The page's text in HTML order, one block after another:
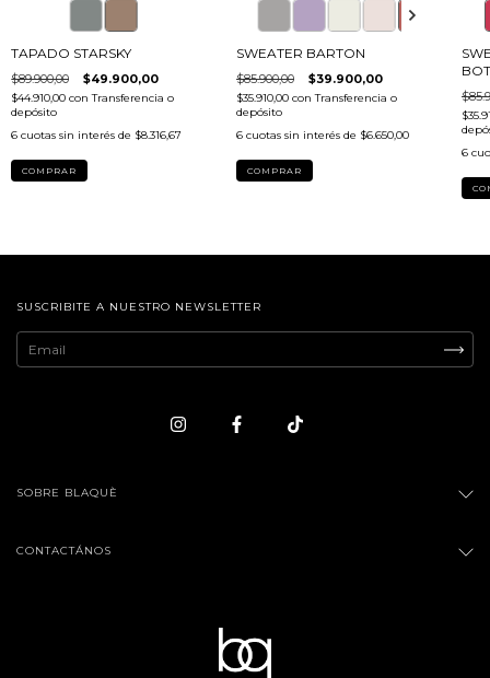
TAPADO STARSKY
$89.900,00 $49.900,00
$44.910,00 con Transferencia o
depósito
6 cuotas sin interés de $8.316,67
COMPRAR
SWEATER BARTON
$85.900,00 $39.900,00
$35.910,00 con Transferencia o
depósito
6 cuotas sin interés de $6.650,00
COMPRAR
6
SUSCRIBITE A NUESTRO NEWSLETTER
SOBRE BLAQUÈ
CONTACTÁNOS